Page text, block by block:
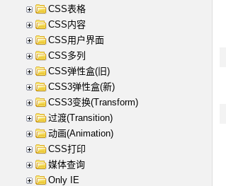
CSS表格
CSS内容
CSS用户界面
CSS多列
CSS弹性盒(旧)
CSS3弹性盒(新)
CSS3变换(Transform)
过渡(Transition)
动画(Animation)
CSS打印
媒体查询
Only IE